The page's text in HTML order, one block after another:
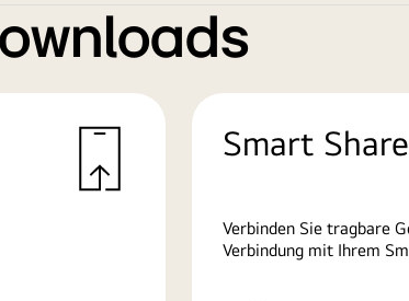
Smart Share
Verbinden Sie tragbare
Verbindung mit Ihrem